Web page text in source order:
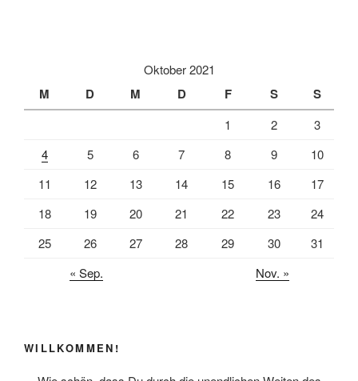
Oktober 2021
M D M D F S S
1 2
3
4
5 6 7 8 9
10
11
12 13 14 15 16
17
18
19 20 21 22 23
24
25
26 27 28 29 30
31
« Sep.
Nov. »
WILLKOMMEN!